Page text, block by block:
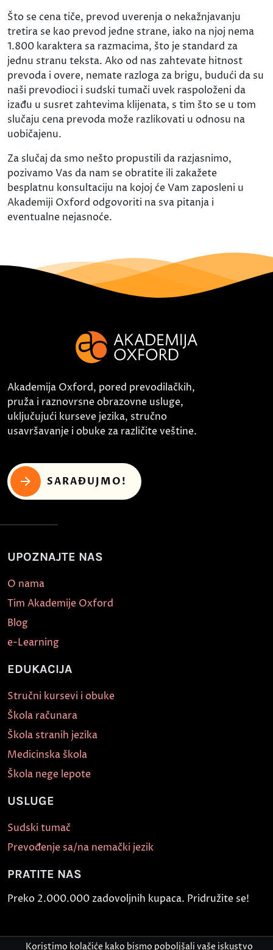
Što se cena tiče, prevod uverenja o nekažnjavanju
tretira se kao prevod jedne strane, iako na njoj nema
1.800 karaktera sa razmacima, što je standard za
jednu stranu teksta. Ako od nas zahtevate hitnost
prevoda i overe, nemate razloga za brigu, budući da su
naši prevodioci i sudski tumači uvek raspoloženi da
izađu u susret zahtevima klijenata, s tim što se u tom
slučaju cena prevoda može razlikovati u odnosu na
uobičajenu.
Za slučaj da smo nešto propustili da razjasnimo,
pozivamo Vas da nam se obratite ili zakažete
besplatnu konsultaciju na kojoj će Vam zaposleni u
Akademiji Oxford odgovoriti na sva pitanja i
eventualne nejasnoće.
Akademija Oxford, pored prevodilačkih,
pruža i raznovrsne obrazovne usluge,
uključujući kurseve jezika, stručno
usavršavanje i obuke za različite veštine.
SARAĐUJMO!
UPOZNAJTE NAS
O nama
Tim Akademije Oxford
Blog
e-Learning
EDUKACIJA
Stručni kursevi i obuke
Škola računara
Škola stranih jezika
Medicinska škola
Škola nege lepote
USLUGE
Sudski tumač
Prevođenje sa/na nemački jezik
PRATITE NAS
Preko 2.000.000 zadovoljnih kupaca. Pridružite se!
Koristimo kolačiće kako bismo poboljšali vaše iskustvo